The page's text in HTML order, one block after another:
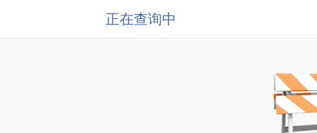
正在查询中